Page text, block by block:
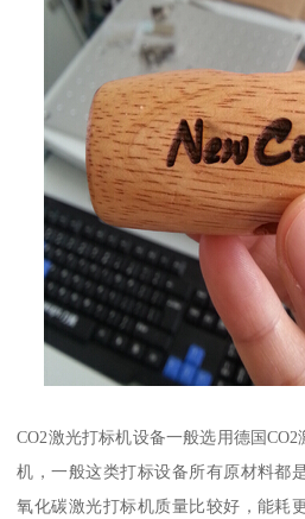
CO2激光打标机设备一般选用德国
机，一般这类打标设备所有原材料都
氧化碳激光打标机质量比较好，能耗